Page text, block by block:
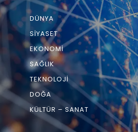
DÜNYA
SIYASET
EKONOMI
SAĞLIK
TEKNOLOJI
DOĞA
KÜLTÜR – SANAT